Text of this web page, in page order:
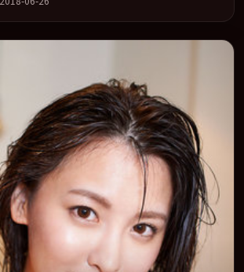
为骨架，在叙事、表演与视听上力求统一。定
地院线及主流平台同步亮相，2018 年度话题片
欢强情节与人物弧光的观众完整观看。